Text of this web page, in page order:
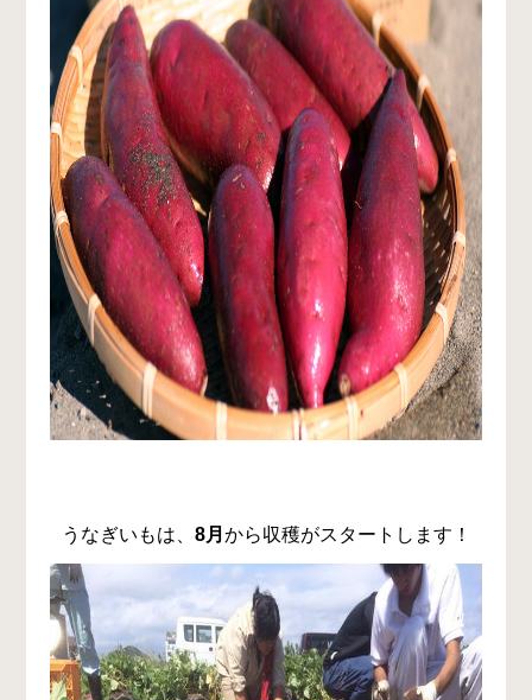
うなぎいもは、 8月 から収穫がスタートします！